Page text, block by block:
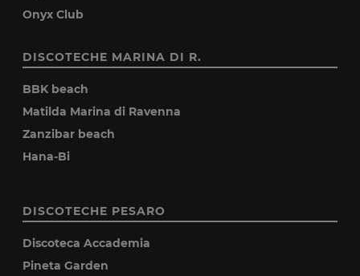
Onyx Club
DISCOTECHE MARINA DI R.
BBK beach
Matilda Marina di Ravenna
Zanzibar beach
Hana-Bi
DISCOTECHE PESARO
Discoteca Accademia
Pineta Garden